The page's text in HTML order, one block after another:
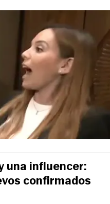
una influencer:
confirmados